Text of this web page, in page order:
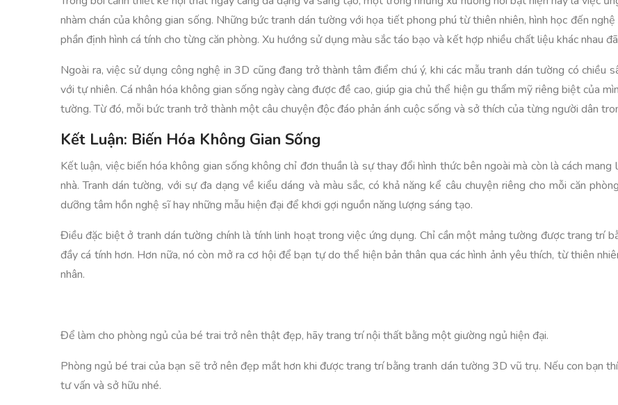
nhàm chán của không gian sống. Những bức tranh dán tường với họa tiết phong phú từ thiên nhiên, hình học đến
phần định hình cá tính cho từng căn phòng. Xu hướng sử dụng màu sắc táo bạo và kết hợp nhiều chất liệu khác nhau
Ngoài ra, việc sử dụng công nghệ in 3D cũng đang trở thành tâm điểm chú ý, khi các mẫu tranh dán tường có chiều
với tự nhiên. Cá nhân hóa không gian sống ngày càng được đề cao, giúp gia chủ thể hiện gu thẩm mỹ riêng biệt của
tường. Từ đó, mỗi bức tranh trở thành một câu chuyện độc đáo phản ánh cuộc sống và sở thích của từng người dân
Kết Luận: Biến Hóa Không Gian Sống
Kết luận, việc biến hóa không gian sống không chỉ đơn thuần là sự thay đổi hình thức bên ngoài mà còn là cách
nhà. Tranh dán tường, với sự đa dạng về kiểu dáng và màu sắc, có khả năng kể câu chuyện riêng cho mỗi căn
dưỡng tâm hồn nghệ sĩ hay những mẫu hiện đại để khơi gợi nguồn năng lượng sáng tạo.
Điều đặc biệt ở tranh dán tường chính là tính linh hoạt trong việc ứng dụng. Chỉ cần một mảng tường được trang trí
đầy cá tính hơn. Hơn nữa, nó còn mở ra cơ hội để bạn tự do thể hiện bản thân qua các hình ảnh yêu thích, từ thiên
nhân.
Để làm cho phòng ngủ của bé trai trở nên thật đẹp, hãy trang trí nội thất bằng một giường ngủ hiện đại.
Phòng ngủ bé trai của bạn sẽ trở nên đẹp mắt hơn khi được trang trí bằng tranh dán tường 3D vũ trụ. Nếu con bạn
tư vấn và sở hữu nhé.